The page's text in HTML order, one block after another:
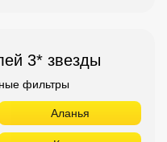
3* звезды
фильтры
Аланья